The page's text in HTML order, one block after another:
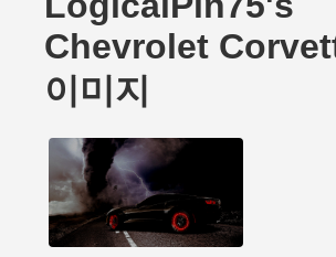
Chevrolet
이미지